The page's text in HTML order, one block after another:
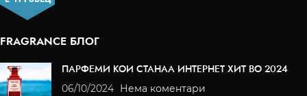
FRAGRANCE БЛОГ
ПАРФЕМИ КОИ СТАНАА ИНТЕРНЕТ ХИТ ВО 2024
06/10/2024 Нема коментари